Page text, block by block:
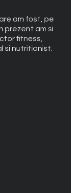
am fost, pe
prezent am si
fitness,
si nutritionist.